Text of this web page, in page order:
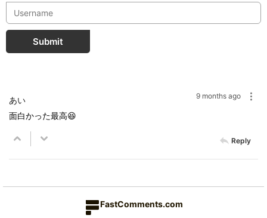
Submit
9 months ago
あい
面白かった最高😆
Reply
FastComments.com